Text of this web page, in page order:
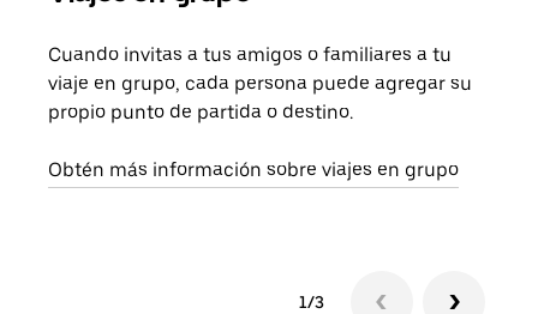
Cuando invitas a tus amigos o familiares a tu
viaje en grupo, cada persona puede agregar su
propio punto de partida o destino.
Obtén más información sobre viajes en grupo
1/3